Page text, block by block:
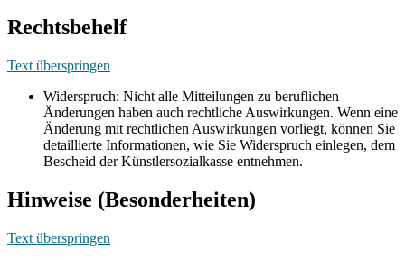
Rechtsbehelf
Text überspringen
Widerspruch: Nicht alle Mitteilungen zu beruflichen
Änderungen haben auch rechtliche Auswirkungen. Wenn eine
Änderung mit rechtlichen Auswirkungen vorliegt, können Sie
detaillierte Informationen, wie Sie Widerspruch einlegen, dem
Bescheid der Künstlersozialkasse entnehmen.
Hinweise (Besonderheiten)
Text überspringen